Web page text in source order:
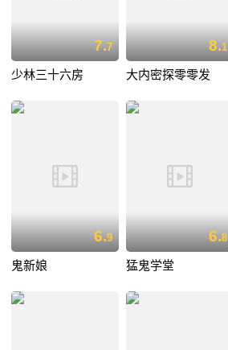
7.7
少林三十六房
8.1
大内密探零零发
6.9
鬼新娘
6.8
猛鬼学堂